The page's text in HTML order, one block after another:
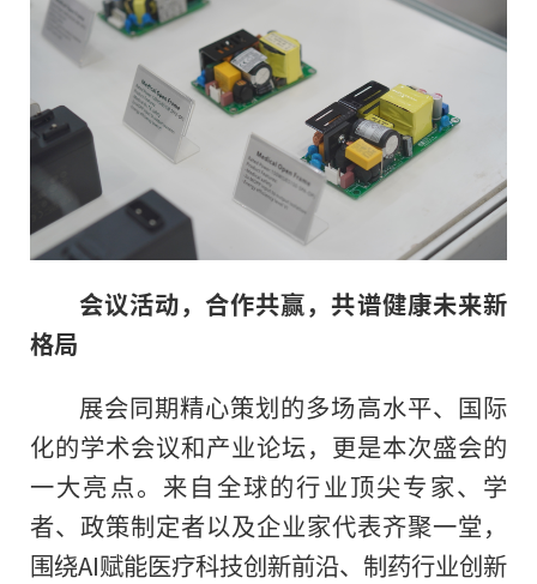
会议活动，合作共赢，共谱健康未来新
格局
展会同期精心策划的多场高水平、国际
化的学术会议和产业论坛，更是本次盛会的
一大亮点。来自全球的行业顶尖专家、学
者、政策制定者以及企业家代表齐聚一堂，
围绕AI赋能医疗科技创新前沿、制药行业创新